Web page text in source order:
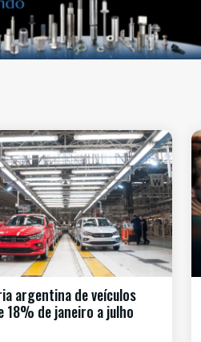
argentina de veículos
18% de janeiro a julho